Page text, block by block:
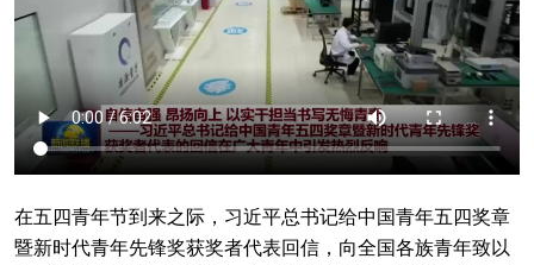
在五四青年节到来之际，习近平总书记给中国青年五四奖章
暨新时代青年先锋奖获奖者代表回信，向全国各族青年致以